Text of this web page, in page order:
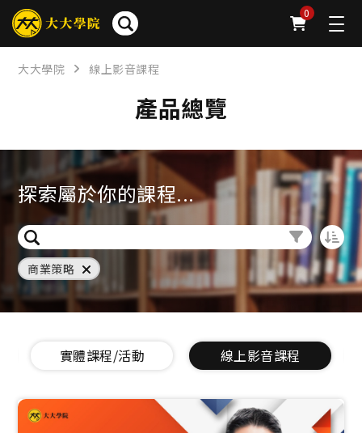
0
大大學院 線上影音課程
產品總覽
探索屬於你的課程...
商業策略
實體課程/活動 線上影音課程